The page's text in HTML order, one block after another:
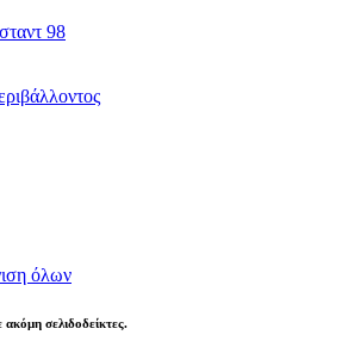
98
όλων
σελιδοδείκτες.